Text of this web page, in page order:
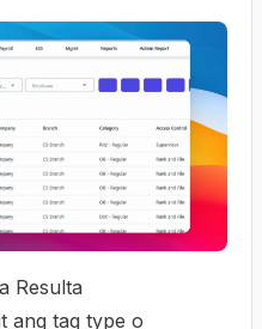
Resulta
ang tag type o